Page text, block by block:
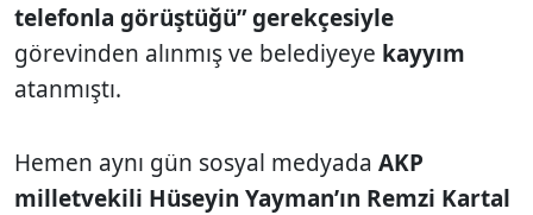
telefonla görüştüğü” gerekçesiyle
görevinden alınmış ve belediyeye kayyım
atanmıştı.
Hemen aynı gün sosyal medyada AKP
milletvekili Hüseyin Yayman’ın Remzi Kartal